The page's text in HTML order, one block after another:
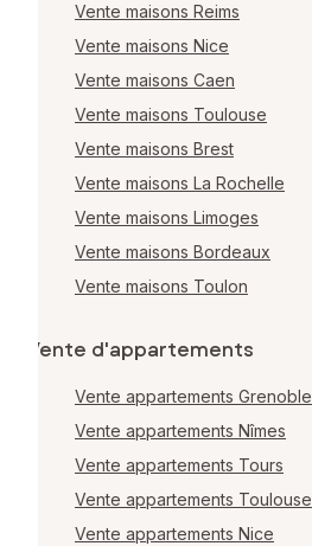
Vente maisons Reims
Vente maisons Nice
Vente maisons Caen
Vente maisons Toulouse
Vente maisons Brest
Vente maisons La Rochelle
Vente maisons Limoges
Vente maisons Bordeaux
Vente maisons Toulon
Vente d'appartements
Vente appartements Grenoble
Vente appartements Nîmes
Vente appartements Tours
Vente appartements Toulouse
Vente appartements Nice